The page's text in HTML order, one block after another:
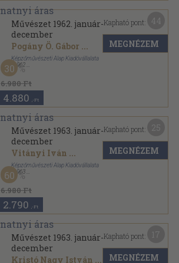
Művészet 1962. január-
december
Pogány Ö. Gábor ...
Képzőművészeti Alap Kiadóvállalata
, 1962
Könyvkötői kötés
Művészet sorozat
6.980 Ft
30
4.880 ,-Ft
Kapható pont:
MEGNÉZEM
Művészet 1963. január-
december
Vitányi Iván ...
Képzőművészeti Alap Kiadóvállalata
, 1963
Könyvkötői kötés
Művészet sorozat
6.980 Ft
60
2.790 ,-Ft
Kapható pont:
MEGNÉZEM
Művészet 1963. január-
december
Kristó Nagy István ...
Kapható pont:
MEGNÉZEM